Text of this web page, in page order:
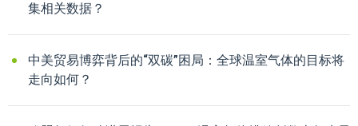
集相关数据？
中美贸易博弈背后的“双碳”困局：全球温室气体的目标将
走向如何？